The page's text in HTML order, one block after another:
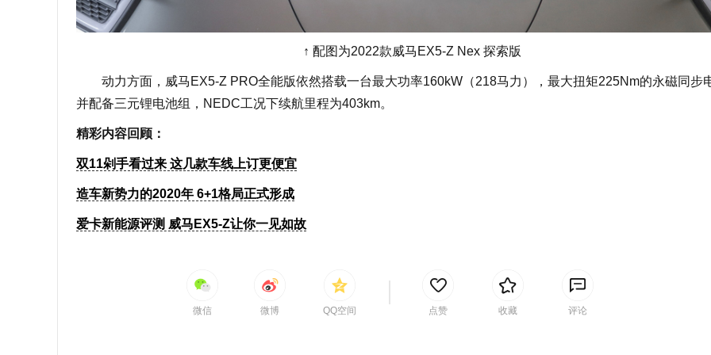
↑ 配图为2022款威马EX5-Z Nex 探索版
动力方面，威马EX5-Z PRO全能版依然搭载一台最大功率160kW（218马力），最大扭矩225Nm的永磁同步
并配备三元锂电池组，NEDC工况下续航里程为403km。
精彩内容回顾：
双11剁手看过来 这几款车线上订更便宜
造车新势力的2020年 6+1格局正式形成
爱卡新能源评测 威马EX5-Z让你一见如故
微信 微博 QQ空间 点赞 收藏 评论